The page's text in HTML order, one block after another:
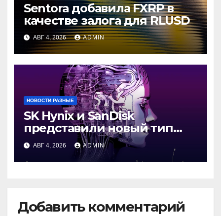
Sentora добавила FXRP в
качестве залога для RLUSD
АВГ 4, 2026 ADMIN
НОВОСТИ РАЗНЫЕ
SK Hynix и SanDisk
представили новый тип
промежуточной памяти
АВГ 4, 2026 ADMIN
Добавить комментарий